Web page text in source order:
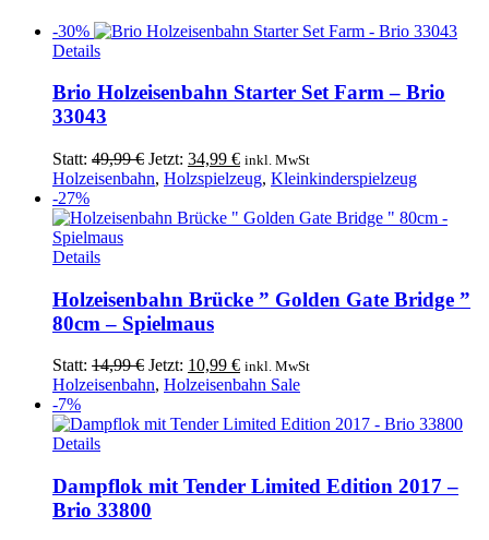
-30%
Details
Brio Holzeisenbahn Starter Set Farm – Brio
33043
Statt: 49,99€ Ursprünglicher
Preis
49,99 €
Jetzt: 34,99 €Aktueller
Preis
34,99 €.
inkl. MwSt
Holzeisenbahn, Holzspielzeug, Kleinkinderspielzeug
-27%
Details
Holzeisenbahn Brücke ” Golden Gate Bridge ”
80cm – Spielmaus
Statt: 14,99€ Ursprünglicher
Preis
14,99 €
Jetzt: 10,99 €Aktueller
Preis
10,99 €.
inkl. MwSt
Holzeisenbahn, Holzeisenbahn Sale
-7%
Details
Dampflok mit Tender Limited Edition 2017 –
Brio 33800